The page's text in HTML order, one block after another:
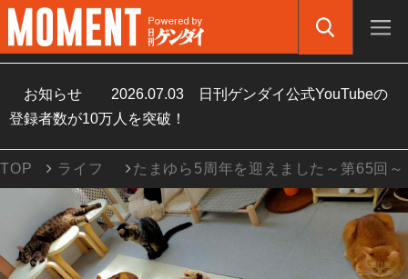
お知らせ 2026.07.03
日刊ゲンダイ公式YouTubeの
登録者数が10万人を突破！
TOP ライフ たまゆら5周年を迎えました～第65回～